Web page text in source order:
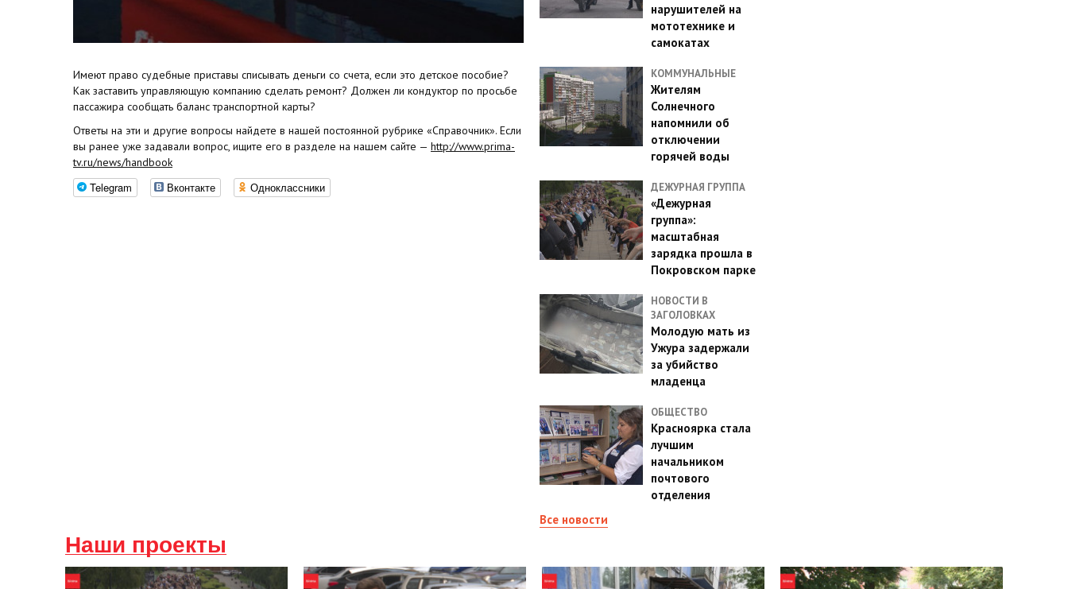
Имеют право судебные приставы списывать деньги со счета, если это детское пособие?
Как заставить управляющую компанию сделать ремонт? Должен ли кондуктор по просьбе
пассажира сообщать баланс транспортной карты?
Ответы на эти и другие вопросы найдете в нашей постоянной рубрике «Справочник». Если
вы ранее уже задавали вопрос, ищите его в разделе на нашем сайте — http://www.prima-
tv.ru/news/handbook
Telegram Вконтакте Одноклассники
нарушителей на
мототехнике и
самокатах
КОММУНАЛЬНЫЕ
Жителям
Солнечного
напомнили об
отключении
горячей воды
ДЕЖУРНАЯ ГРУППА
«Дежурная
группа»:
масштабная
зарядка прошла в
Покровском парке
НОВОСТИ В
ЗАГОЛОВКАХ
Молодую мать из
Ужура задержали
за убийство
младенца
ОБЩЕСТВО
Красноярка стала
лучшим
начальником
почтового
отделения
Все новости
Наши проекты